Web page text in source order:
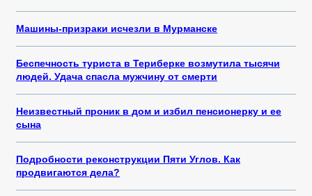
Машины-призраки исчезли в Мурманске
Беспечность туриста в Териберке возмутила тысячи
людей. Удача спасла мужчину от смерти
Неизвестный проник в дом и избил пенсионерку и ее
сына
Подробности реконструкции Пяти Углов. Как
продвигаются дела?